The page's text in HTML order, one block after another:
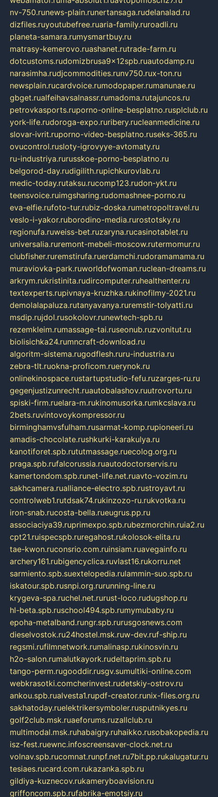
nv-750.runews-plain.runertansaga.rudelanalad.ru
dizfiles.ruyoutubefree.ruaria-family.ruroadli.ru
planeta-samara.rumysmartbuy.ru
matrasy-kemerovo.ruashanet.rutrade-farm.ru
dotcustoms.rudomizbrusa9x12spb.ruautodamp.ru
narasimha.rudjcommodities.runv750.rux-ton.ru
newsplain.rucardvoice.rumodopaper.rumanunae.ru
gbget.rualfeihavsalnassr.rumadoma.rutajuncos.ru
petrovkasports.ruporno-online-besplatno.rusplclub.ru
york-life.rudoroga-expo.ruribery.rucleanmedicine.ru
slovar-ivrit.ruporno-video-besplatno.ruseks-365.ru
ovucontrol.rusloty-igrovyye-avtomaty.ru
ru-industriya.rurusskoe-porno-besplatno.ru
belgorod-day.rudigilith.rupichkurovlab.ru
medic-today.rutaksu.rucomp123.rudon-ykt.ru
teensvoice.ruimgsharing.rudomashnee-porno.ru
eva-elfie.rufoto-tur.rubiz-doska.rumetropoltravel.ru
veslo-i-yakor.ruborodino-media.rurostotsky.ru
regionufa.ruweiss-bet.ruzaryna.rucasinotablet.ru
universalia.ruremont-mebeli-moscow.rutermomur.ru
clubfisher.ruremstirufa.ruerdamchi.rudoramamama.ru
muraviovka-park.ruworldofwoman.ruclean-dreams.ru
arkrym.rukristinita.rudircomputer.ruhealthenter.ru
textexperts.rupivnaya-kruzhka.rukinofilmy-2021.ru
demolalapaluza.rutanyavanya.ruremstir-tolyatti.ru
msdip.rujdol.rusokolovr.runewtech-spb.ru
rezemkleim.rumassage-tai.ruseonub.ruzvonitut.ru
biolisichka24.rumncraft-download.ru
algoritm-sistema.rugodflesh.ruru-industria.ru
zebra-tlt.ruokna-proficom.ruerynok.ru
onlinekinospace.rustartupstudio-fefu.ruzarges-ru.ru
gegenjustizunrecht.ruautobalashov.ruutrovortu.ru
spiski-firm.ruelara-m.rukinomusorka.rumkcslava.ru
2bets.ruvintovoykompressor.ru
birminghamvsfulham.rusarmat-komp.rupioneeri.ru
amadis-chocolate.rushkurki-karakulya.ru
kanotiforet.spb.rututmassage.ruecolog.org.ru
praga.spb.rufalcorussia.ruautodoctorservis.ru
kamertondom.spb.runet-life.net.ruavto-vozim.ru
sakhcamera.rualliance-electro.spb.rustroyavt.ru
controlweb1.rutdsak74.rukinzozo-ru.rukvotka.ru
iron-snab.rucosta-bella.rueugrus.pp.ru
associaciya39.ruprimexpo.spb.rubezmorchin.ruia2.ru
cpt21.ruispecspb.ruregahost.rukolosok-elita.ru
tae-kwon.ruconsrio.com.ruinsiam.ruavegainfo.ru
archery161.rubigencyclica.ruvlast16.rukorru.net
sarmiento.spb.suextelopedia.rulammin-suo.spb.ru
iskatour.spb.rusnpi.org.rurunning-line.ru
krygeva-spa.ruchel.net.rurust-loco.rudugshop.ru
hl-beta.spb.ruschool494.spb.rumymubaby.ru
epoha-metalband.rungr.spb.rurusgosnews.com
dieselvostok.ru24hostel.msk.ruw-dev.ruf-ship.ru
regsmi.rufilmnetwork.rumalinasp.rukinosvin.ru
h2o-salon.rumalutkayork.rudeltaprim.spb.ru
tango-perm.rugooddir.rusgv.sumultiki-online.com
webkrasotki.comcherinvest.rudetskiy-ostrov.ru
ankou.spb.rualvesta1.rupdf-creator.runix-files.org.ru
sakhatoday.ruelektrikersymboler.rusputnikyes.ru
golf2club.msk.ruaeforums.ruzallclub.ru
multimodal.msk.ruhabaigry.ruhaikko.rusobakopedia.ru
isz-fest.ruewnc.infoscreensaver-clock.net.ru
volnav.spb.rucomnat.runpf.net.ru7bit.pp.rukalugatur.ru
tesiaes.rucard.com.rukazanka.spb.ru
gildiya-kuznecov.rukameryboavision.ru
griffoncom.spb.rufabrika-emotsiy.ru